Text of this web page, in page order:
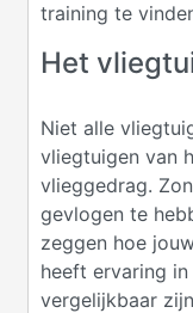
training te
Het
Niet alle
vliegtuigen van
vlieggedrag.
gevlogen te
zeggen hoe
heeft ervaring
vergelijkbaar